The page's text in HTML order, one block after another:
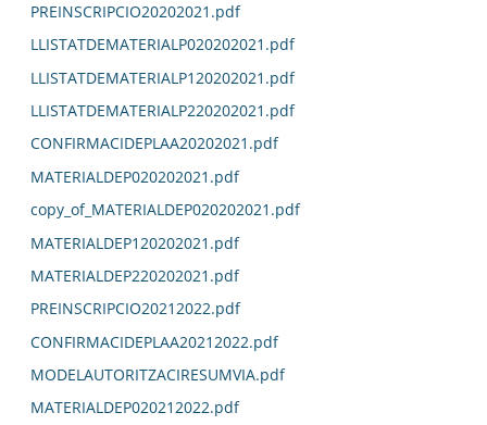
PREINSCRIPCIO20202021.pdf
LLISTATDEMATERIALP020202021.pdf
LLISTATDEMATERIALP120202021.pdf
LLISTATDEMATERIALP220202021.pdf
CONFIRMACIDEPLAA20202021.pdf
MATERIALDEP020202021.pdf
copy_of_MATERIALDEP020202021.pdf
MATERIALDEP120202021.pdf
MATERIALDEP220202021.pdf
PREINSCRIPCIO20212022.pdf
CONFIRMACIDEPLAA20212022.pdf
MODELAUTORITZACIRESUMVIA.pdf
MATERIALDEP020212022.pdf